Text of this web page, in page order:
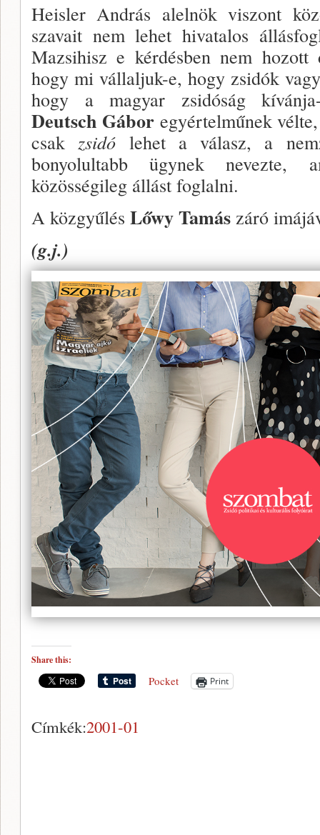
Heisler András alelnök viszont
szavait nem le­het hivatalos
Mazsihisz e kérdésben nem
hogy mi vállaljuk-e, hogy zsidók
hogy a magyar zsidó­ság
Deutsch Gábor egyértelműnek
csakzsidó lehet a válasz, a
bonyolultabb ügynek nevezte,
közösségileg állást foglalni.
A közgyűlés Lőwy Tamás záró
(g.j.)
Share this:
Pocket Print
Címkék:2001-01